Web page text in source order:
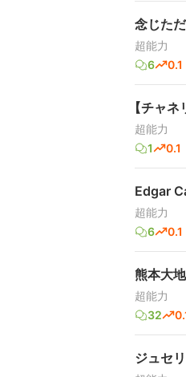
念じた
超能力
6
0.1
【チャ
超能力
1
0.1
Edgar
超能力
6
0.1
熊本大
超能力
32
ジュセ